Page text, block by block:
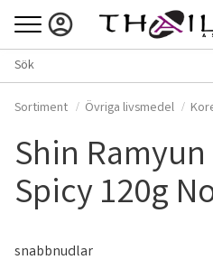
Sortiment Övriga livsmedel
Shin
Spicy 120g
snabbnudlar